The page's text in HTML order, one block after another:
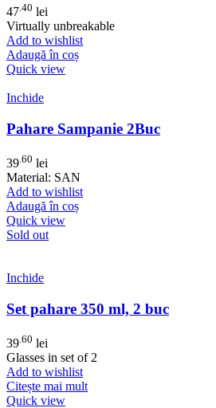
47 .40 lei
Virtually unbreakable
Add to wishlist
Adaugă în coș
Quick view
Inchide
Pahare Sampanie 2Buc
39 .60 lei
Material: SAN
Add to wishlist
Adaugă în coș
Quick view
Sold out
Inchide
Set pahare 350 ml, 2 buc
39 .60 lei
Glasses in set of 2
Add to wishlist
Citește mai mult
Quick view